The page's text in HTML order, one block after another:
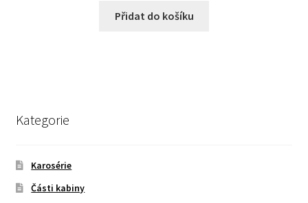
Přidat do košíku
Kategorie
Karosérie
Části kabiny